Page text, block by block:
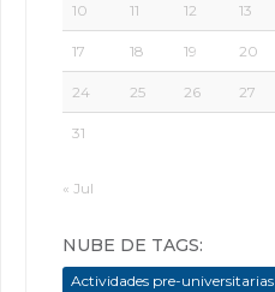
10 11 12 13
17 18 19 20
24 25 26 27
31
« Jul
NUBE DE TAGS:
Actividades pre-universitarias